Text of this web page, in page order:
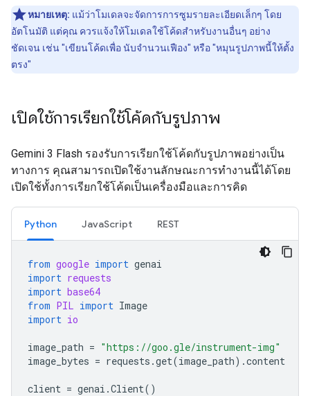
หมายเหตุ: แม้ว่าโมเดลจะจัดการการซูมรายละเอียดเล็กๆ โดย
อัตโนมัติ แต่คุณ ควรแจ้งให้โมเดลใช้โค้ดสำหรับงานอื่นๆ อย่าง
ชัดเจน เช่น "เขียนโค้ดเพื่อ นับจำนวนเฟือง" หรือ "หมุนรูปภาพนี้ให้ตั้ง
ตรง"
เปิดใช้การเรียกใช้โค้ดกับรูปภาพ
Gemini 3 Flash รองรับการเรียกใช้โค้ดกับรูปภาพอย่างเป็น
ทางการ คุณสามารถเปิดใช้งานลักษณะการทำงานนี้ได้โดย
เปิดใช้ทั้งการเรียกใช้โค้ดเป็นเครื่องมือและการคิด
Python JavaScript REST
from google import genai
import requests
import base64
from PIL import Image
import io
image_path = "https://goo.gle/instrument-img"
image_bytes = requests .get(image_path) .content
client = genai .Client()